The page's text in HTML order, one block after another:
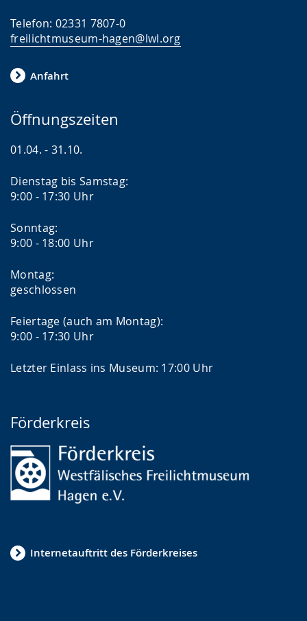
Telefon: 02331 7807-0
freilichtmuseum-hagen@lwl.org
Anfahrt
Öffnungszeiten
01.04. - 31.10.
Dienstag bis Samstag:
9:00 - 17:30 Uhr
Sonntag:
9:00 - 18:00 Uhr
Montag:
geschlossen
Feiertage (auch am Montag):
9:00 - 17:30 Uhr
Letzter Einlass ins Museum: 17:00 Uhr
Förderkreis
Internetauftritt des Förderkreises